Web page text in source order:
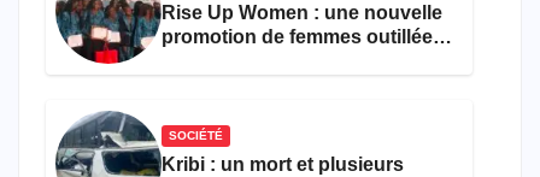
Rise Up Women : une nouvelle
promotion de femmes outillées
SOCIÉTÉ
Kribi : un mort et plusieurs